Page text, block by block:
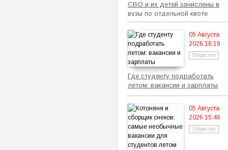
СВО и их детей зачислены в
вузы по отдельной квоте
05 Августа
2026 16:19
Общество
Где студенту подработать
летом: вакансии и зарплаты
05 Августа
2026 15:46
Общество